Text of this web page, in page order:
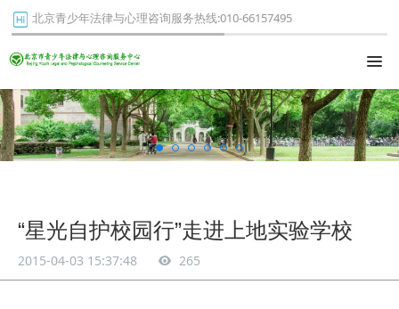
北京青少年法律与心理咨询服务热线:010-66157495
“星光自护校园行”走进上地实验学校
2015-04-03 15:37:48 265